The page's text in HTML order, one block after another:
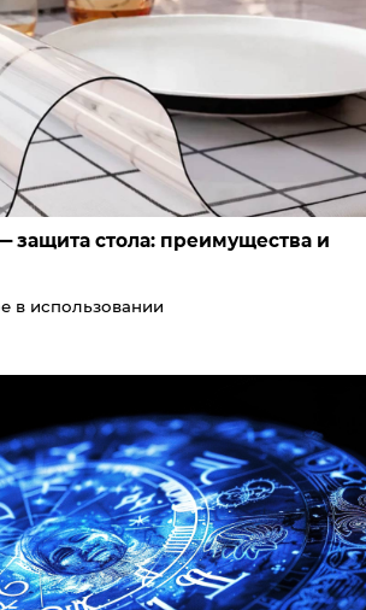
защита стола: преимущества и
в использовании